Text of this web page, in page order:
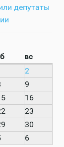
депутаты
вс
2
9
16
23
30
6